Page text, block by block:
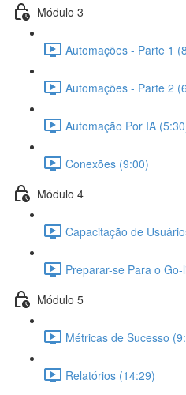
Módulo 3
Automações - Parte 1
Automações - Parte 2
Automação Por IA
Conexões (9:00)
Módulo 4
Capacitação de
Preparar-se Para o
Módulo 5
Métricas de Sucesso
Relatórios (14:29)